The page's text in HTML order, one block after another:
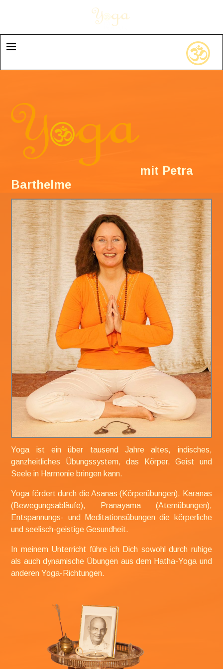
mit Petra
Barthelme
Yoga ist ein über tausend Jahre altes,
indisches,
ganzheitliches Übungssystem, das Körper, Geist und
Seele in Harmonie bringen kann.
Yoga fördert durch die Asanas (Körperübungen), Karanas
(Bewegungsabläufe), Pranayama (Atemübungen),
Entspannungs- und Meditationsübungen die körperliche
und seelisch-geistige Gesundheit.
In meinem Unterricht führe ich Dich sowohl durch ruhige
als auch dynamische Übungen aus dem Hatha-Yoga und
anderen Yoga-Richtungen.